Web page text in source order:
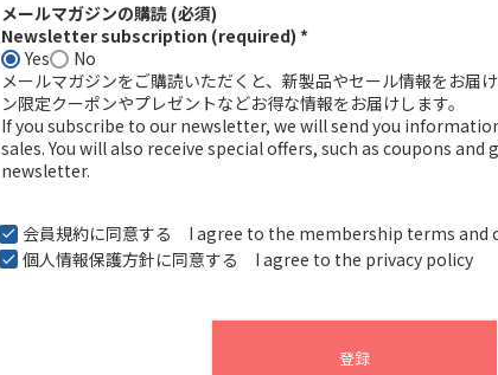
メールマガジンの購読 (必須)
Newsletter subscription (required) *
Yes
No
メールマガジンをご購読いただくと、新製品やセール情報をお届
ン限定クーポンやプレゼントなどお得な情報をお届けします。
If you subscribe to our newsletter, we will send you
sales. You will also receive special offers, such as coupons and
newsletter.
会員規約に同意する I agree to the membership terms and
個人情報保護方針に同意する I agree to the privacy policy
登録